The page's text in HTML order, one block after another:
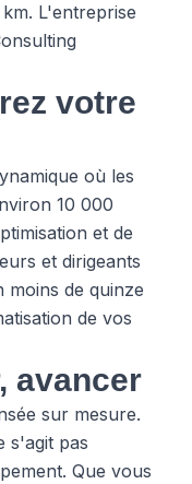
L'entreprise
votre
où les
10 000
et de
et dirigeants
de quinze
de vos
avancer
sur mesure.
s'agit pas
Que vous